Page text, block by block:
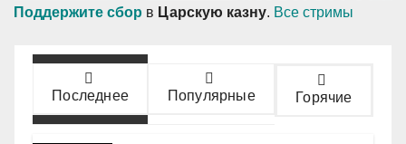
Поддержите сбор в Царскую казну. Все стримы
Последнее Популярные Горячие